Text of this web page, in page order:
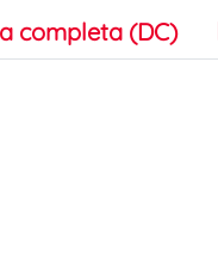
completa (DC)